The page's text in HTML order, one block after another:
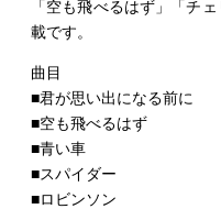
「空も飛べるはず」「チ
載です。
曲目
■君が思い出になる前に
■空も飛べるはず
■青い車
■スパイダー
■ロビンソン